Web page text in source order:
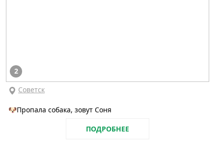
2
Советск
🐶Пропала собака, зовут Соня
ПОДРОБНЕЕ